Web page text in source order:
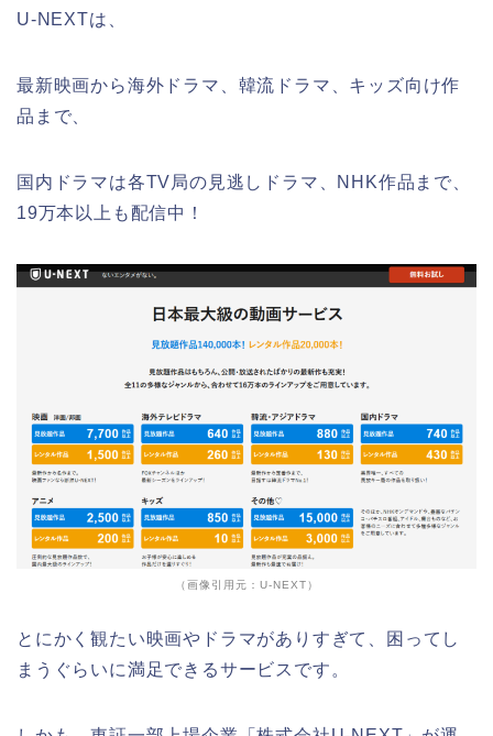
U-NEXTは、
最新映画から海外ドラマ、韓流ドラマ、キッズ向け作
品まで、
国内ドラマは各TV局の見逃しドラマ、NHK作品まで、
19万本以上も配信中！
（画像引用元：U-NEXT）
とにかく観たい映画やドラマがありすぎて、困ってし
まうぐらいに満足できるサービスです。